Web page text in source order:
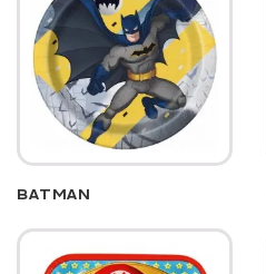
BATMAN